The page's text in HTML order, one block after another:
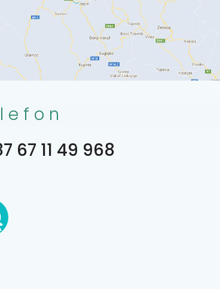
67 11 49 968